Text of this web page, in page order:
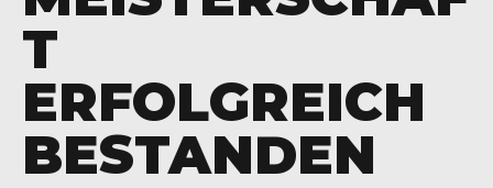
T
ERFOLGREICH
BESTANDEN